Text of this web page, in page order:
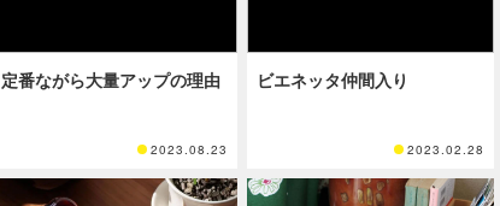
定番ながら大量アップの理由
2023.08.23
ビエネッタ仲間入り
2023.02.28